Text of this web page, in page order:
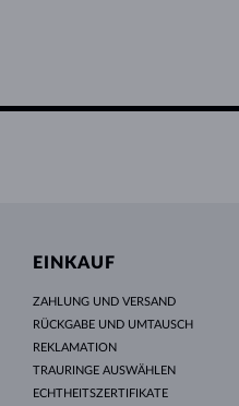
EINKAUF
ZAHLUNG UND VERSAND
RÜCKGABE UND UMTAUSCH
REKLAMATION
TRAURINGE AUSWÄHLEN
ECHTHEITSZERTIFIKATE